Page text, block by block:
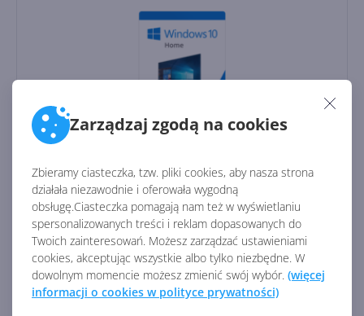
Zarządzaj zgodą na cookies
Zbieramy ciasteczka, tzw. pliki cookies, aby nasza strona
działała niezawodnie i oferowała wygodną
obsługę.Ciasteczka pomagają nam też w wyświetlaniu
spersonalizowanych treści i reklam dopasowanych do
Twoich zainteresowań. Możesz zarządzać ustawieniami
cookies, akceptując wszystkie albo tylko niezbędne. W
dowolnym momencie możesz zmienić swój wybór. (więcej
informacji o cookies w polityce prywatności)
Nośnik:DVD
Architektura:64 bit
Okres licencji:dożywotnia
499,00zł